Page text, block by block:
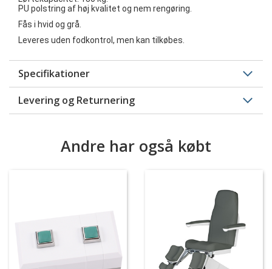
PU polstring af høj kvalitet og nem rengøring.
Fås i hvid og grå.
Leveres uden fodkontrol, men kan tilkøbes.
Specifikationer
Levering og Returnering
Andre har også købt